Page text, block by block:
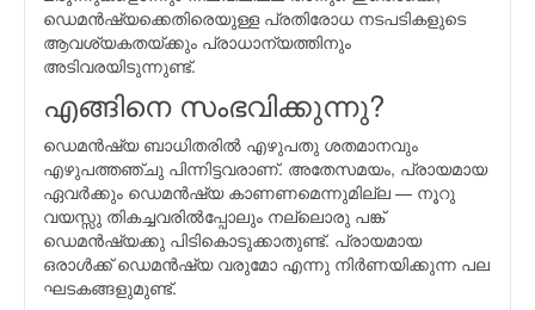
ഡെമന്‍ഷ്യക്കെതിരെയുള്ള പ്രതിരോധ നടപടികളുടെ
ആവശ്യകതയ്ക്കും പ്രാധാന്യത്തിനും
അടിവരയിടുന്നുണ്ട്.
എങ്ങിനെ സംഭവിക്കുന്നു?
ഡെമന്‍ഷ്യ ബാധിതരില്‍ എഴുപതു ശതമാനവും
എഴുപത്തഞ്ചു പിന്നിട്ടവരാണ്. അതേസമയം, പ്രായമായ
ഏവര്‍ക്കും ഡെമന്‍ഷ്യ കാണണമെന്നുമില്ല — നൂറു
വയസ്സു തികച്ചവരില്‍പ്പോലും നല്ലൊരു പങ്ക്
ഡെമന്‍ഷ്യക്കു പിടികൊടുക്കാതുണ്ട്. പ്രായമായ
ഒരാള്‍ക്ക് ഡെമന്‍ഷ്യ വരുമോ എന്നു നിര്‍ണയിക്കുന്ന പല
ഘടകങ്ങളുമുണ്ട്.